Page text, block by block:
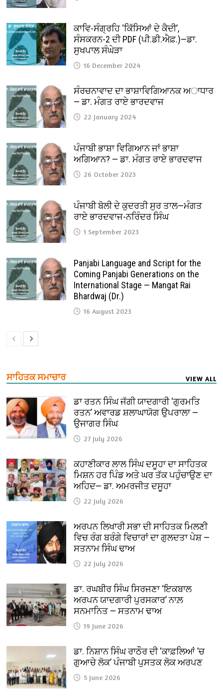
ਕਾਵਿ-ਸੰਗ੍ਰਹਿ ‘ਕਿੱਸਿਆਂ ਦੇ ਕੈਦੀ’,
ਸੰਸਕਰਨ-2 ਦੀ PDF (ਪੀ.ਡੀ.ਐਫ਼.)—ਡਾ.
ਸੁਖਪਾਲ ਸੰਘੇੜਾ
16 December 2024
ਸੰਰਚਨਾਵਾਦ ਦਾ ਭਾਸ਼ਾਵਿਗਿਆਨਕ ਅਾਧਾਰ
— ਡਾ. ਮੰਗਤ ਰਾਏ ਭਾਰਦਵਾਜ
22 January 2024
ਪੰਜਾਬੀ ਭਾਸ਼ਾ ਵਿਗਿਆਨ ਜਾਂ ਭਾਸ਼ਾ
ਅਗਿਆਨ? — ਡਾ. ਮੰਗਤ ਰਾਏ ਭਾਰਦਵਾਜ
26 October 2023
ਪੰਜਾਬੀ ਬੋਲੀ ਦੇ ਕੁਦਰਤੀ ਸੁਰ ਤਾਲ—ਮੰਗਤ
ਰਾਏ ਭਾਰਦਵਾਜ-ਨਰਿੰਦਰ ਸਿੰਘ
1 September 2023
Panjabi Language and Script for the
Coming Panjabi Generations on the
International Stage — Mangat Rai
Bhardwaj (Dr.)
16 August 2023
ਸਾਹਿਤਕ ਸਮਾਚਾਰ VIEW ALL
ਡਾ ਰਤਨ ਸਿੰਘ ਜੱਗੀ ਯਾਦਗਾਰੀ ‘ਗੁਰਮਤਿ
ਰਤਨ’ ਅਵਾਰਡ ਸ਼ਲਾਘਾਯੋਗ ਉਪਰਾਲਾ —
ਉਜਾਗਰ ਸਿੰਘ
27 July 2026
ਕਹਾਣੀਕਾਰ ਲਾਲ ਸਿੰਘ ਦਸੂਹਾ ਦਾ ਸਾਹਿਤਕ
ਮਿਸ਼ਨ ਹਰ ਪਿੰਡ ਅਤੇ ਘਰ ਤੱਕ ਪਹੁੰਚਾਉਣ ਦਾ
ਅਹਿਦ— ਡਾ. ਅਮਰਜੀਤ ਦਸੂਹਾ
22 July 2026
ਅਰਪਨ ਲਿਖਾਰੀ ਸਭਾ ਦੀ ਸਾਹਿਤਕ ਮਿਲਣੀ
ਵਿਚ ਰੰਗ ਬਰੰਗੇ ਵਿਚਾਰਾਂ ਦਾ ਗੁਲਦਤਾ ਪੇਸ਼ —
ਸਤਨਾਮ ਸਿੰਘ ਢਾਅ
22 July 2026
ਡਾ. ਰਘਬੀਰ ਸਿੰਘ ਸਿਰਜਣਾ ‘ਇਕਬਾਲ
ਅਰਪਨ ਯਾਦਗਾਰੀ ਪੁਰਸਕਾਰ’ ਨਾਲ਼
ਸਨਮਾਨਿਤ — ਸਤਨਾਮ ਢਾਅ
19 June 2026
ਡਾ. ਨਿਸ਼ਾਨ ਸਿੰਘ ਰਾਠੌਰ ਦੀ ‘ਕਾਫ਼ਲਿਆਂ ’ਚ
ਗੁਆਚੇ ਲੋਕ’ ਪੰਜਾਬੀ ਪੁਸਤਕ ਲੋਕ ਅਰਪਣ
5 June 2026